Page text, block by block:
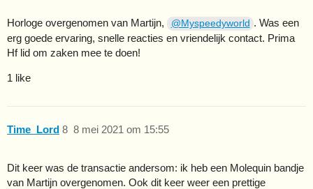
Horloge overgenomen van Martijn, @Myspeedyworld . Was een
erg goede ervaring, snelle reacties en vriendelijk contact. Prima
Hf lid om zaken mee te doen!
1 like
Time_Lord 8 mei 2021 om 15:55
8
Dit keer was de transactie andersom: ik heb een Molequin bandje
van Martijn overgenomen. Ook dit keer weer een prettige